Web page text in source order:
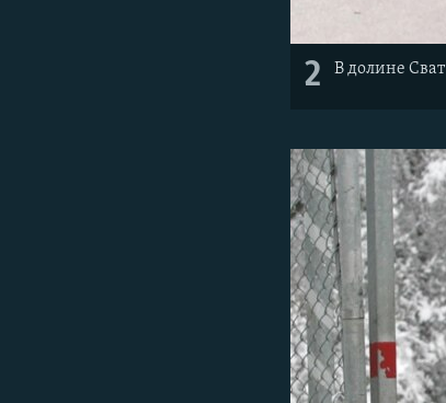
2 В долине